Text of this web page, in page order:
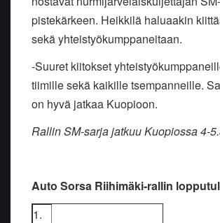
pistekärkeen. Heikkilä haluaakin
sekä yhteistyökumppaneitaan.
-Suuret kiitokset
tiimille sekä kaikille tsempanneille.
on hyvä jatkaa Kuopioon.
Rallin SM-sarja jatkuu Kuopiossa 4-
Auto Sorsa Riihimäki-rallin
1.